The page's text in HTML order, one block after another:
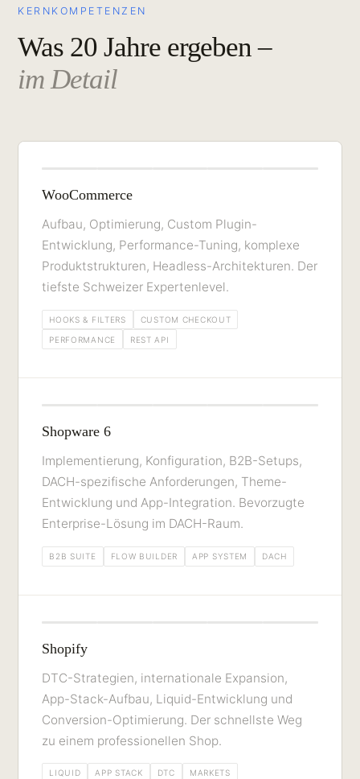
KERNKOMPETENZEN
Was 20 Jahre ergeben –
im Detail
WooCommerce
Aufbau, Optimierung, Custom Plugin-
Entwicklung, Performance-Tuning, komplexe
Produktstrukturen, Headless-Architekturen. Der
tiefste Schweizer Expertenlevel.
HOOKS & FILTERS CUSTOM CHECKOUT
PERFORMANCE REST API
Shopware 6
Implementierung, Konfiguration, B2B-Setups,
DACH-spezifische Anforderungen, Theme-
Entwicklung und App-Integration. Bevorzugte
Enterprise-Lösung im DACH-Raum.
B2B SUITE FLOW BUILDER APP SYSTEM DACH
Shopify
DTC-Strategien, internationale Expansion,
App-Stack-Aufbau, Liquid-Entwicklung und
Conversion-Optimierung. Der schnellste Weg
zu einem professionellen Shop.
LIQUID APP STACK DTC MARKETS